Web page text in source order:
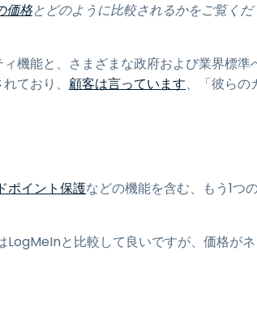
価格とどのように比較されるかをご覧くだ
機能と、さまざまな政府および業界標準
ており、 顧客は言っています、「彼らの
ポイント保護などの機能を含む、もう1つ
と比較して良いですが、価格がネ